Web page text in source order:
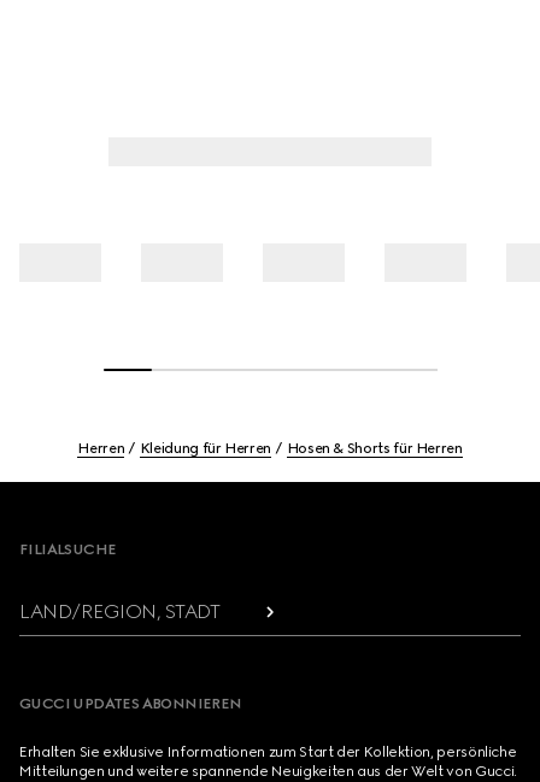
Herren Kleidung für Herren Hosen & Shorts für Herren
FILIALSUCHE
LAND/REGION, STADT
GUCCI UPDATES ABONNIEREN
Erhalten Sie exklusive Informationen zum Start der Kollektion, persönliche
Mitteilungen und weitere spannende Neuigkeiten aus der Welt von Gucci.